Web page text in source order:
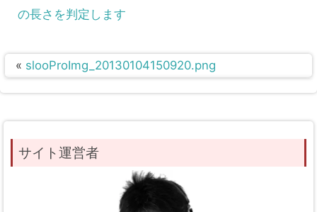
の長さを判定します
« slooProImg_20130104150920.png
サイト運営者